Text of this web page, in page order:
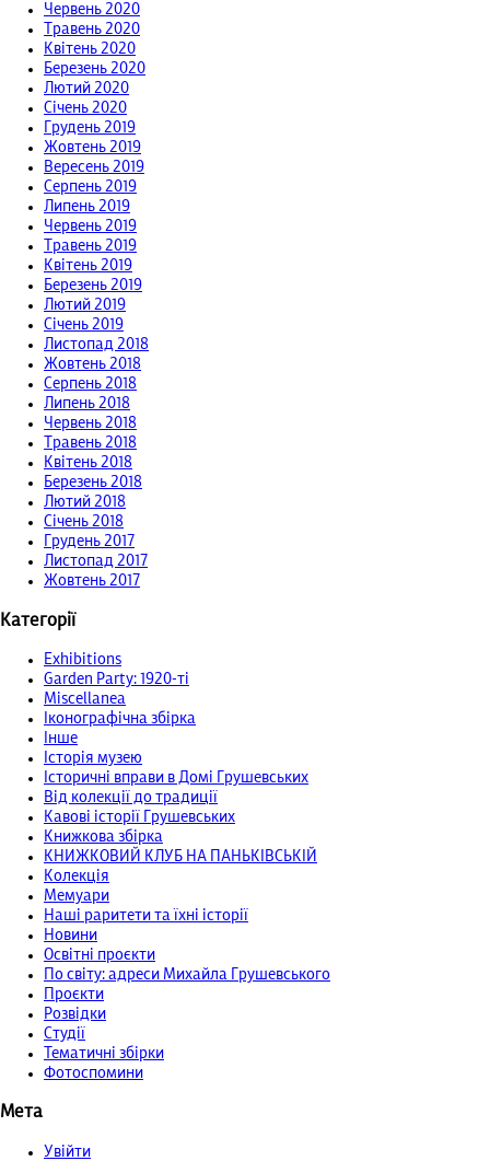
Червень 2020
Травень 2020
Квітень 2020
Березень 2020
Лютий 2020
Січень 2020
Грудень 2019
Жовтень 2019
Вересень 2019
Серпень 2019
Липень 2019
Червень 2019
Травень 2019
Квітень 2019
Березень 2019
Лютий 2019
Січень 2019
Листопад 2018
Жовтень 2018
Серпень 2018
Липень 2018
Червень 2018
Травень 2018
Квітень 2018
Березень 2018
Лютий 2018
Січень 2018
Грудень 2017
Листопад 2017
Жовтень 2017
Категорії
Exhibitions
Garden Party: 1920-ті
Miscellanea
Іконографічна збірка
Інше
Історія музею
Історичні вправи в Домі Грушевських
Від колекції до традиції
Кавові історії Грушевських
Книжкова збірка
КНИЖКОВИЙ КЛУБ НА ПАНЬКІВСЬКІЙ
Колекція
Мемуари
Наші раритети та їхні історії
Новини
Освітні проєкти
По світу: адреси Михайла Грушевського
Проєкти
Розвідки
Студії
Тематичні збірки
Фотоспомини
Мета
Увійти